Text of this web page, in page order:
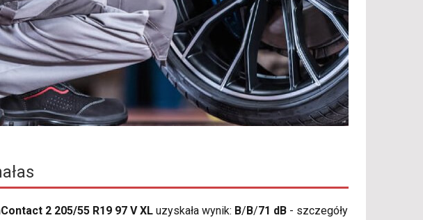
2 205/55 R19 97 V XL uzyskała wynik: B/ B/71 dB - szczegóły